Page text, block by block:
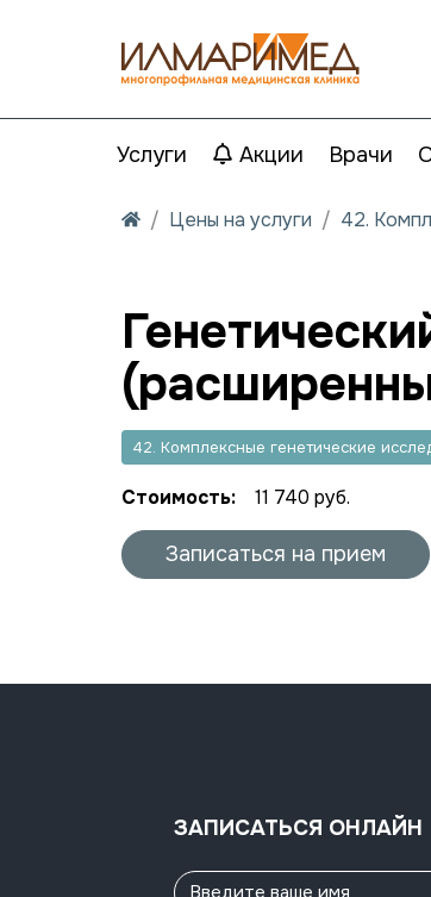
Услуги Акции Врачи
Цены на услуги 42.
42. Комплексные генетические
Стоимость: 11 740 руб.
Записаться на прием
ЗАПИСАТЬСЯ ОНЛАЙН